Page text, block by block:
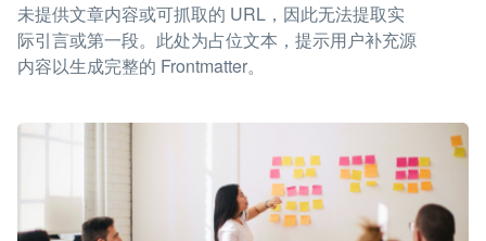
未提供文章内容或可抓取的 URL，因此无法提取实
际引言或第一段。此处为占位文本，提示用户补充源
内容以生成完整的 Frontmatter。